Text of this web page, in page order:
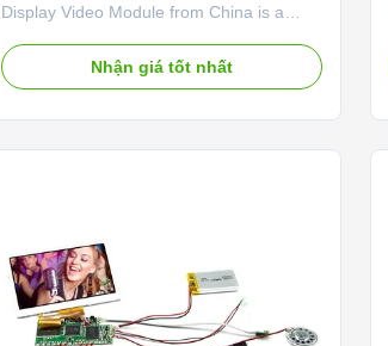
Display Video Module from China is a
various display needs. With an operating
temperature range of -20°C to +70°C, this
Nhận giá tốt nhất